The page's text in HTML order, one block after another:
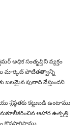
అధిక సంతృప్తిని వ్యక్తం
మార్కెట్ పోటీతత్వాన్ని
బలమైన పునాది వేస్తుందని
శ్రేష్ఠతకు కట్టుబడి ఉంటాము
ఆహార ఉత్పత్తి